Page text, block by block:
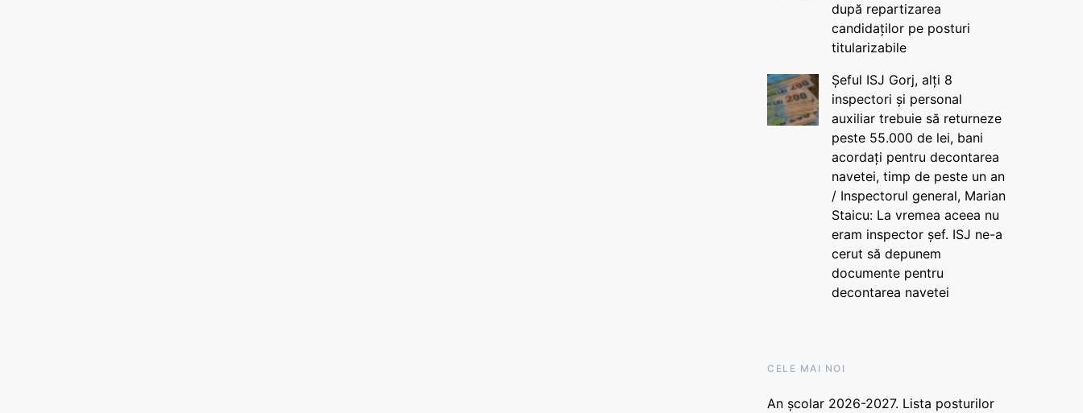
după repartizarea
candidaților pe posturi
titularizabile
Șeful ISJ Gorj, alți 8
inspectori și personal
auxiliar trebuie să returneze
peste 55.000 de lei, bani
acordați pentru decontarea
navetei, timp de peste un an
/ Inspectorul general, Marian
Staicu: La vremea aceea nu
eram inspector șef. ISJ ne-a
cerut să depunem
documente pentru
decontarea navetei
CELE MAI NOI
An școlar 2026-2027. Lista posturilor